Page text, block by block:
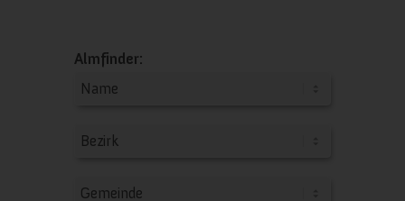
Almfinder: